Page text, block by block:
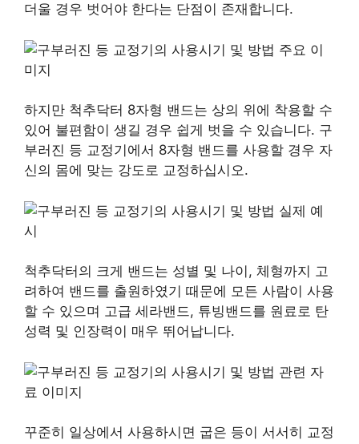
더울 경우 벗어야 한다는 단점이 존재합니다.
하지만 척추닥터 8자형 밴드는 상의 위에 착용할 수
있어 불편함이 생길 경우 쉽게 벗을 수 있습니다. 구
부러진 등 교정기에서 8자형 밴드를 사용할 경우 자
신의 몸에 맞는 강도로 교정하십시오.
척추닥터의 크게 밴드는 성별 및 나이, 체형까지 고
려하여 밴드를 출원하였기 때문에 모든 사람이 사용
할 수 있으며 고급 세라밴드, 튜빙밴드를 원료로 탄
성력 및 인장력이 매우 뛰어납니다.
꾸준히 일상에서 사용하시면 굽은 등이 서서히 교정